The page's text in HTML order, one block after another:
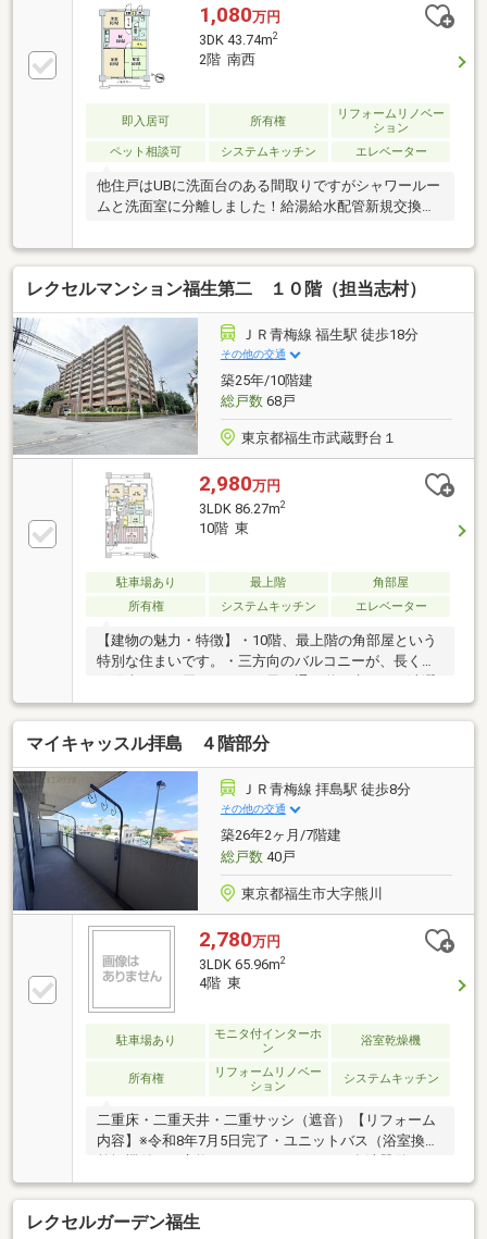
お部屋です！！【周辺環境】■コンビニやスーパーが
徒歩圏内にあり毎日のお買い物が楽ちんです♪■保育
園、小学校、中学校が至近にあり送迎、登下校のい負
担が減りそうです！■周辺には公園が多く、自然に触
れることもできます。※急な見学でも可能な限り対応
させていただきます！お電話もしくは”見学予約する
”ボタンから日程調整いただけるとスムーズです♪
1,080万円
3DK 43.74m2
2階 南西
即入居可 所有権
リフォームリノベー
ション
ペット相談可
システムキッチン エレベーター
他住戸はUBに洗面台のある間取りですがシャワールー
ムと洗面室に分離しました！給湯給水配管新規交換済
レクセルマンション福生第二 １０階（担当志村）
ＪＲ青梅線 福生駅 徒歩18分
その他の交通
築25年/10階建
総戸数68戸
東京都福生市武蔵野台１
2,980万円
3LDK 86.27m2
10階 東
駐車場あり 最上階
角部屋
所有権
システムキッチン エレベーター
【建物の魅力・特徴】・10階、最上階の角部屋という
特別な住まいです。・三方向のバルコニーが、長く続
物もよく乾きます。・全居室6帖以上のゆとりある設
計。・勉強机も趣味のスペースも、配置に困りませ
ん。・ペット飼育も可能。家族の一員と毎日を過ごせ
ます。【周辺環境・暮らしの利便性】・コンビニまで
徒歩3分の好立地。急な買い物も、子育て中の慌ただ
しい時間も安心です。・北側の隣地道路の先には、武
蔵野台公園が広がります。・公園デビューにも、愛犬
とのお散歩コースにもぴったりです。・窓を開ければ
緑を望める、季節を感じる暮らしです。
マイキャッスル拝島 ４階部分
ＪＲ青梅線 拝島駅 徒歩8分
その他の交通
築26年2ヶ月/7階建
総戸数40戸
東京都福生市大字熊川
2,780万円
3LDK 65.96m2
4階 東
駐車場あり
モニタ付インターホ
ン
浴室乾燥機
所有権
リフォームリノベー
ション
システムキッチン
二重床・二重天井・二重サッシ（遮音）【リフォーム
内容】※令和8年7月5日完了・ユニットバス（浴室換気
乾燥機付き）交換・システムキッチン（食洗器付き）
交換・給湯器交換 ・洗面化粧台交換・フローリング
貼替 ・収納建具一部交換・クロス、クッションフロ
ア、フロアタイル貼替・塗装工事一式 ・網戸張替・
レクセルガーデン福生